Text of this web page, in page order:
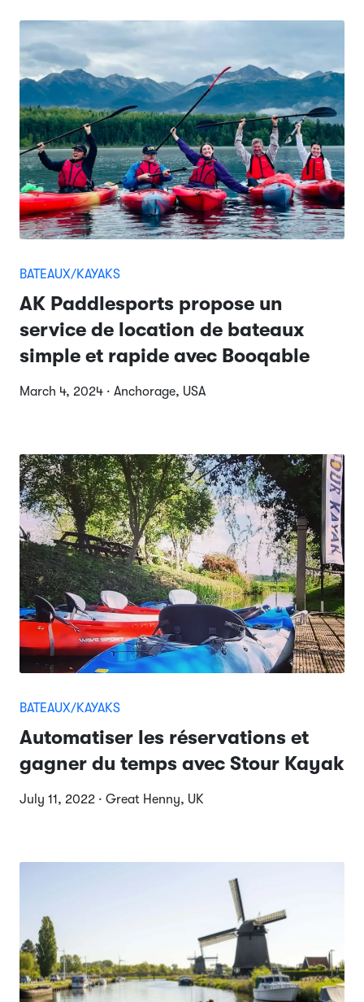
BATEAUX/KAYAKS
AK Paddlesports propose un
service de location de bateaux
simple et rapide avec Booqable
March 4, 2024 · Anchorage, USA
BATEAUX/KAYAKS
Automatiser les réservations et
gagner du temps avec Stour Kayak
July 11, 2022 · Great Henny, UK